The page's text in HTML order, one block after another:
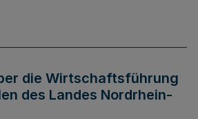
die Wirtschaftsführung
des Landes Nordrhein-